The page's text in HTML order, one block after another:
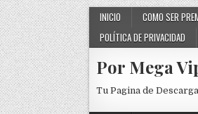
Skip to content INICIO COMO SER
POLÍTICA DE PRIVACIDAD
Por Mega
Tu Pagina de